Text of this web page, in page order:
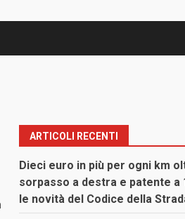
ARTICOLI RECENTI
Dieci euro in più per ogni km
sorpasso a destra e patente a
le novità del Codice della